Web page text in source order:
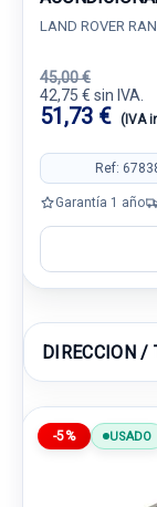
LAND ROVER
45,00 €
42,75 € sin IVA.
51,73 € (IVA
Ref:
Garantía 1 año
DIRECCION /
-5% USADO